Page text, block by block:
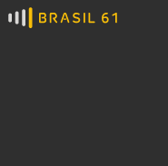
Ver todas as notícias